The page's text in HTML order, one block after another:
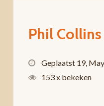
Phil Collins
Geplaatst 19,
153 x bekeken